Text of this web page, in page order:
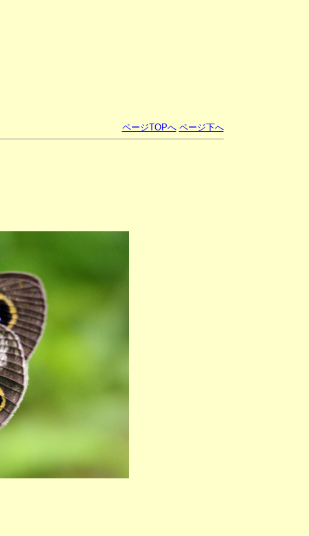
ページTOPへ ページ下へ